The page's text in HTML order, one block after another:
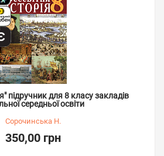
підручник для 8 класу закладів
середньої освіти
Сорочинська Н.
350,00 грн